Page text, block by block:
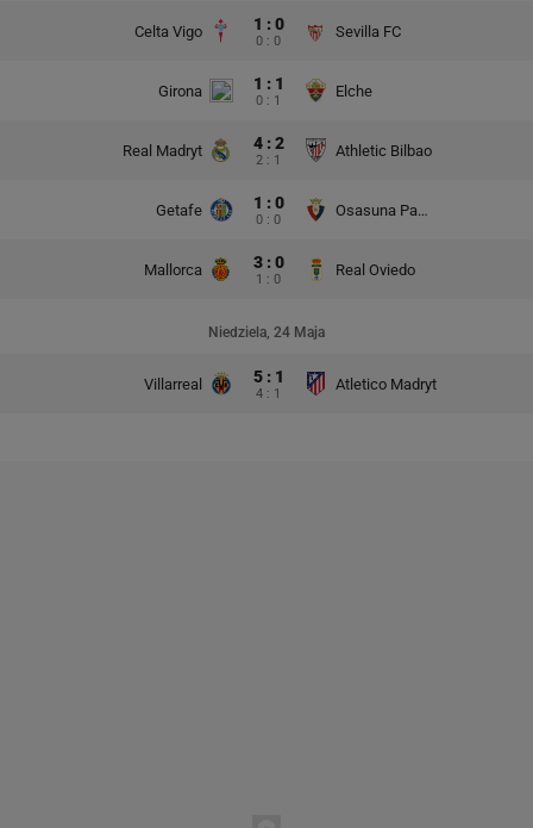
Celta Vigo 1 : 0
0 : 0
Sevilla FC
Girona 1 : 1
0 : 1
Elche
Real Madryt 4 : 2
2 : 1
Athletic Bilbao
Getafe 1 : 0
0 : 0
Osasuna Pampeluna
Mallorca 3 : 0
1 : 0
Real Oviedo
Niedziela, 24 Maja
Villarreal 5 : 1
4 : 1
Atletico Madryt